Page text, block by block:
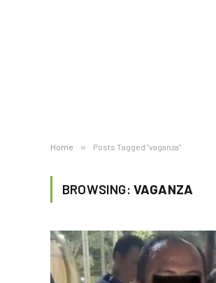
Home » Posts Tagged "vaganza"
BROWSING: VAGANZA